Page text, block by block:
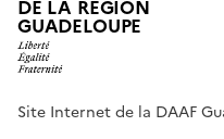
DE LA RÉGION
GUADELOUPE
Site Internet de la DAAF